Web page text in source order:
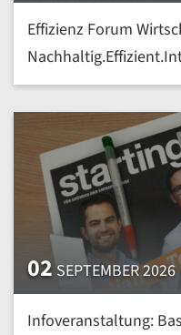
Effizienz Forum
02 SEPTEMBER 2026
Infoveranstaltung: